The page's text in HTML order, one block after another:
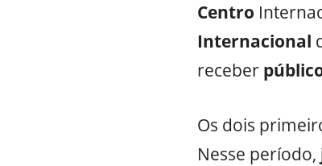
Centro
Internacional
receber
Os dois
Nesse período,